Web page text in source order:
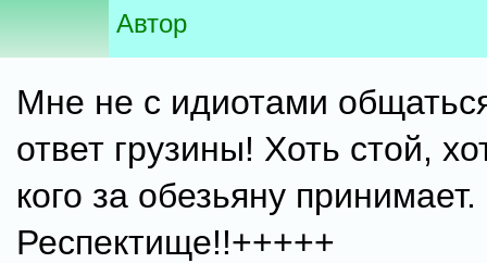
Автор
Мне не с идиотами
ответ грузины! Хоть стой,
кого за обезьяну принимает.
Респектище!!+++++